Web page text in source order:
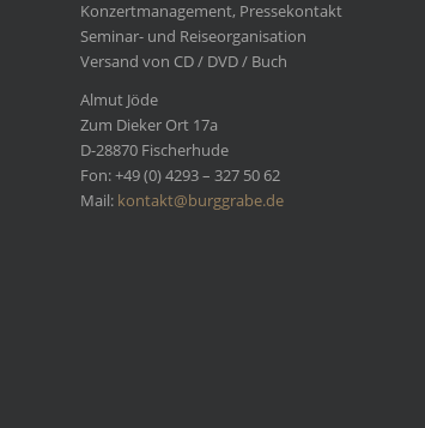
Konzertmanagement, Pressekontakt
Seminar- und Reiseorganisation
Versand von CD / DVD / Buch
Almut Jöde
Zum Dieker Ort 17a
D-28870 Fischerhude
Fon: +49 (0) 4293 – 327 50 62
Mail: kontakt@burggrabe.de